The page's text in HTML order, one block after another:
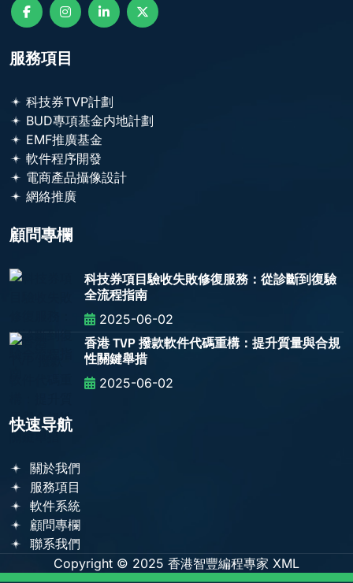
服務項目
科技券TVP計劃
BUD專項基金内地計劃
EMF推廣基金
軟件程序開發
電商產品攝像設計
網絡推廣
顧問專欄
科技券項目驗收失敗修復服務：從診斷到復驗
全流程指南
2025-06-02
香港 TVP 撥款軟件代碼重構：提升質量與合規
性關鍵舉措
2025-06-02
快速导航
關於我們
服務項目
軟件系統
顧問專欄
聯系我們
Copyright © 2025 香港智豐編程專家 XML